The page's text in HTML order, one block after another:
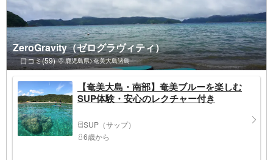
ZeroGravity（ゼログラヴィティ）
口コミ(59) 鹿児島県>奄美大島諸島
【奄美大島・南部】奄美ブルーを楽しむ
SUP体験・安心のレクチャー付き
SUP（サップ）
6歳から